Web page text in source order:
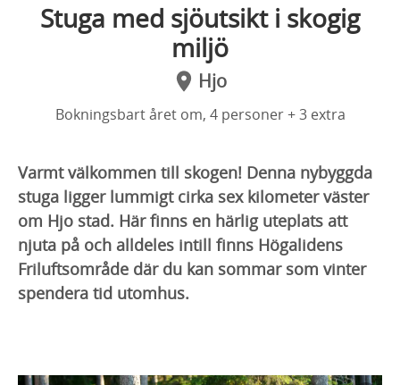
Stuga med sjöutsikt i skogig
miljö
Hjo
Bokningsbart året om, 4 personer + 3 extra
Varmt välkommen till skogen! Denna nybyggda
stuga ligger lummigt cirka sex kilometer väster
om Hjo stad. Här finns en härlig uteplats att
njuta på och alldeles intill finns Högalidens
Friluftsområde där du kan sommar som vinter
spendera tid utomhus.